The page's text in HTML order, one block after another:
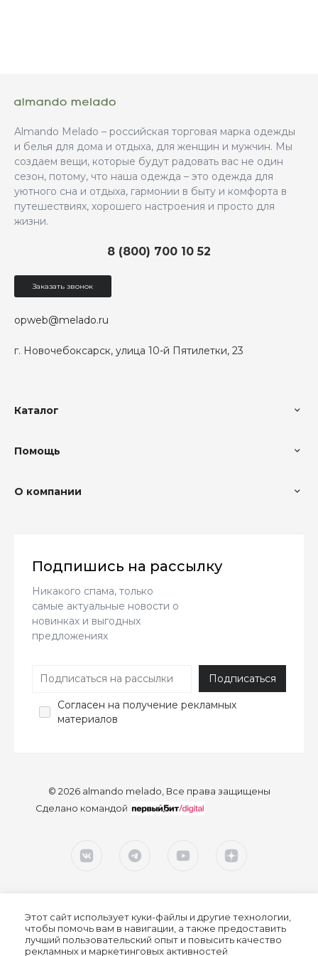
Almando Melado – российская торговая марка одежды
и белья для дома и отдыха, для женщин и мужчин. Мы
создаем вещи, которые будут радовать вас не один
сезон, потому, что наша одежда – это одежда для
уютного сна и отдыха, гармонии в быту и комфорта в
путешествиях, хорошего настроения и просто для
жизни.
г. Новочебоксарск, улица 10-й Пятилетки, 23
8 (800) 700 10 52
opweb@melado.ru
Заказать звонок
Каталог
Помощь
О компании
Подпишись на рассылку
Никакого спама, только
самые актуальные новости о
новинках и выгодных
предложениях
Согласен на получение рекламных
материалов
© 2026 almando melado, Все права защищены
Сделано командой
Этот сайт использует куки-файлы и другие технологии,
чтобы помочь вам в навигации, а также предоставить
лучший пользовательский опыт и повысить качество
рекламных и маркетинговых активностей